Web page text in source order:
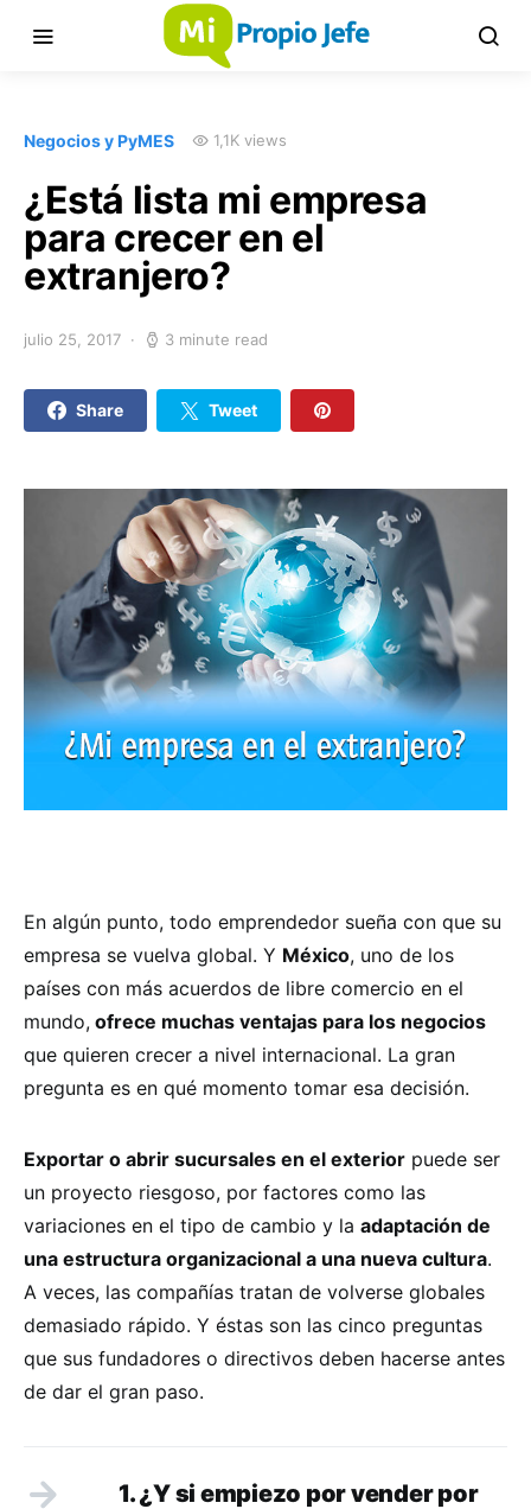
Negocios y PyMES 1,1K views
¿Está lista mi empresa
para crecer en el
extranjero?
julio 25, 2017 3 minute read
Share Tweet
En algún punto, todo emprendedor sueña con que su
empresa se vuelva global. Y México, uno de los
países con más acuerdos de libre comercio en el
mundo, ofrece muchas ventajas para los negocios
que quieren crecer a nivel internacional. La gran
pregunta es en qué momento tomar esa decisión.
Exportar o abrir sucursales en el exterior puede ser
un proyecto riesgoso, por factores como las
variaciones en el tipo de cambio y la adaptación de
una estructura organizacional a una nueva cultura.
A veces, las compañías tratan de volverse globales
demasiado rápido. Y éstas son las cinco preguntas
que sus fundadores o directivos deben hacerse antes
de dar el gran paso.
1. ¿Y si empiezo por vender por